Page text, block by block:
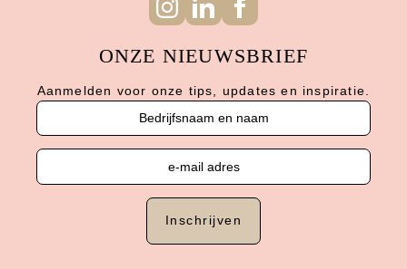
ONZE NIEUWSBRIEF
Aanmelden voor onze tips, updates en inspiratie.